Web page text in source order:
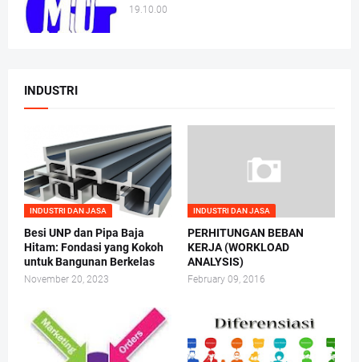
19.10.00
INDUSTRI
INDUSTRI DAN JASA
Besi UNP dan Pipa Baja
Hitam: Fondasi yang Kokoh
untuk Bangunan Berkelas
November 20, 2023
INDUSTRI DAN JASA
PERHITUNGAN BEBAN
KERJA (WORKLOAD
ANALYSIS)
February 09, 2016